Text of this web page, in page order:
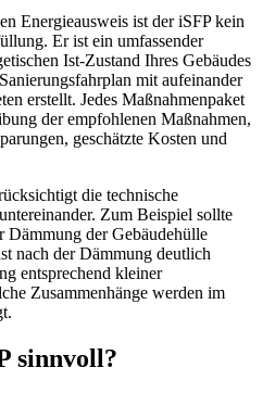
Energieausweis ist der iSFP kein
Er ist ein umfassender
Ist-Zustand Ihres Gebäudes
mit aufeinander
erstellt. Jedes Maßnahmenpaket
der empfohlenen Maßnahmen,
geschätzte Kosten und
die technische
Zum Beispiel sollte
Dämmung der Gebäudehülle
nach der Dämmung deutlich
entsprechend kleiner
Zusammenhänge werden im
sinnvoll?